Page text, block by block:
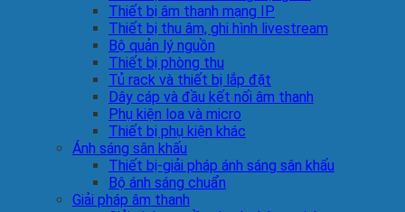
Thiết bị âm thanh mạng IP
Thiết bị thu âm, ghi hình livestream
Bộ quản lý nguồn
Thiết bị phòng thu
Tủ rack và thiết bị lắp đặt
Dây cáp và đầu kết nối âm thanh
Phụ kiện loa và micro
Thiết bị phụ kiện khác
Ánh sáng sân khấu
Thiết bị-giải pháp ánh sáng sân khấu
Bộ ánh sáng chuẩn
Giải pháp âm thanh